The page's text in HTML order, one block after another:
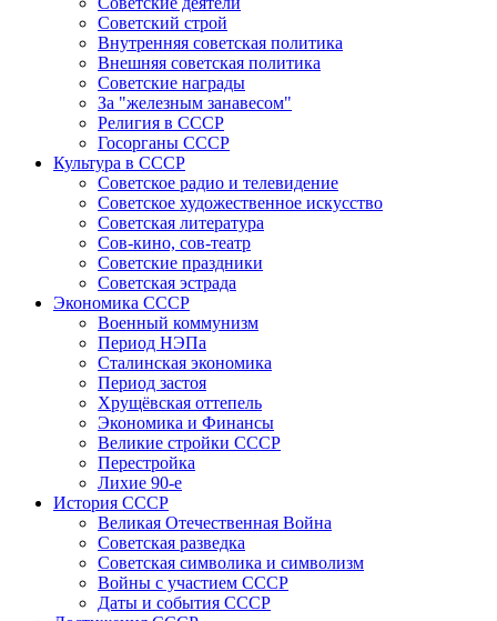
Советский строй
Внутренняя советская политика
Внешняя советская политика
Советские награды
За "железным занавесом"
Религия в СССР
Госорганы СССР
Культура в СССР
Советское радио и телевидение
Советское художественное искусство
Советская литература
Сов-кино, сов-театр
Советские праздники
Советская эстрада
Экономика СССР
Военный коммунизм
Период НЭПа
Сталинская экономика
Период застоя
Хрущёвская оттепель
Экономика и Финансы
Великие стройки СССР
Перестройка
Лихие 90-е
История СССР
Великая Отечественная Война
Советская разведка
Советская символика и символизм
Войны с участием СССР
Даты и события СССР